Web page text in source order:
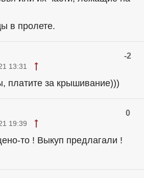
в пролете.
-2
13:31
платите за крышивание)))
0
19:39
то ! Выкуп предлагали !